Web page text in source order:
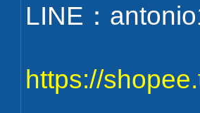
LINE：
https://